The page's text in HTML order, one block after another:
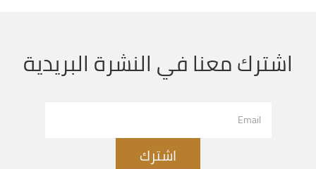
اشترك معنا في النشرة البريدية
اشترك